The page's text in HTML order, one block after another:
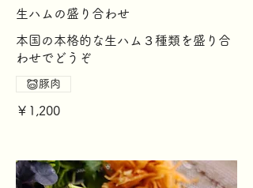
生ハムの盛り合わせ
本国の本格的な生ハム３種類を盛り合
わせでどうぞ
￥1,200
豚肉